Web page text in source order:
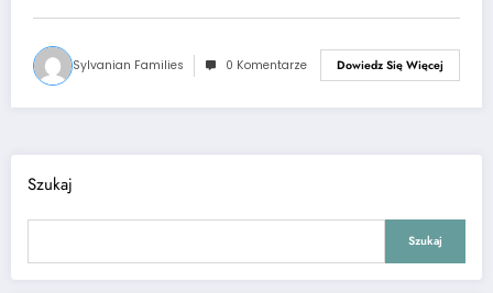
Sylvanian Families 0 Komentarze Dowiedz Się Więcej
Szukaj
Szukaj